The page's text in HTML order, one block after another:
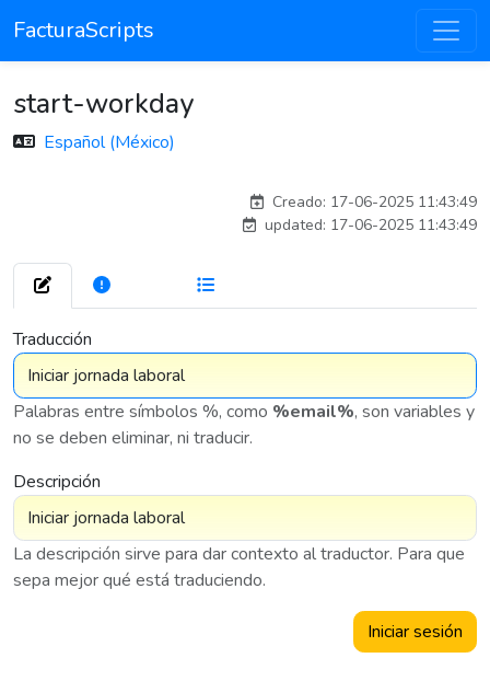
FacturaScripts
start-workday
Español (México)
Creado: 17-06-2025 11:43:49
updated: 17-06-2025 11:43:49
Traducción
Palabras entre símbolos %, como %email%, son variables y
no se deben eliminar, ni traducir.
Descripción
La descripción sirve para dar contexto al traductor. Para que
sepa mejor qué está traduciendo.
Iniciar sesión